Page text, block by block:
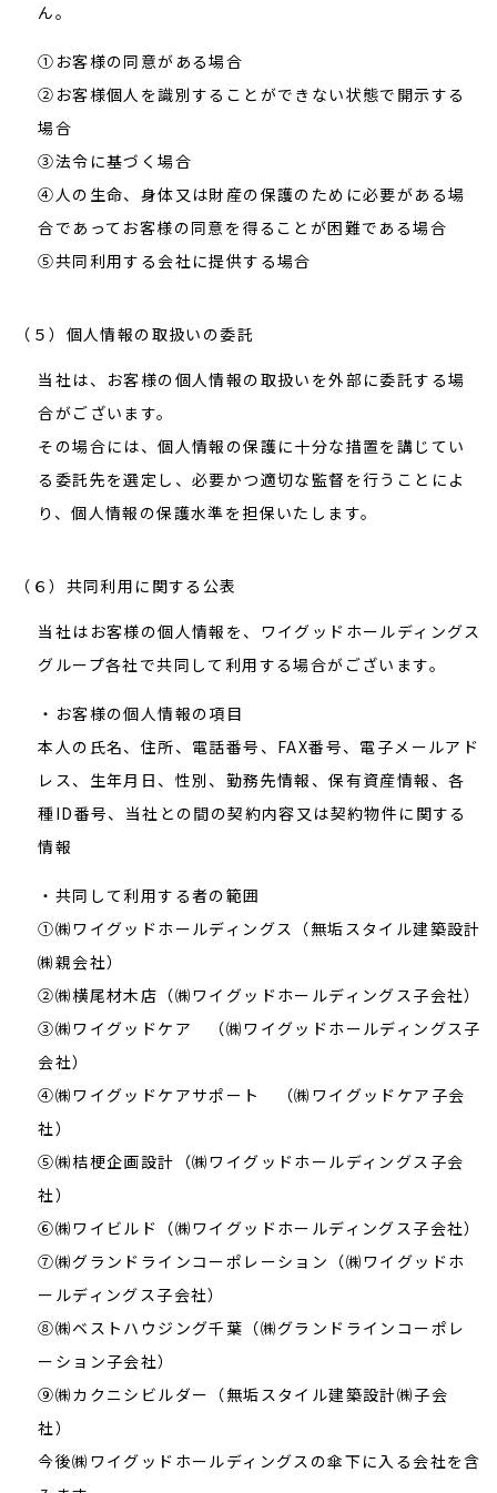
ん。
①お客様の同意がある場合
②お客様個人を識別することができない状態で開示する
場合
③法令に基づく場合
④人の生命、身体又は財産の保護のために必要がある場
合であってお客様の同意を得ることが困難である場合
⑤共同利用する会社に提供する場合
（５）個人情報の取扱いの委託
当社は、お客様の個人情報の取扱いを外部に委託する場
合がございます。
その場合には、個人情報の保護に十分な措置を講じてい
る委託先を選定し、必要かつ適切な監督を行うことによ
り、個人情報の保護水準を担保いたします。
（６）共同利用に関する公表
当社はお客様の個人情報を、ワイグッドホールディングス
グループ各社で共同して利用する場合がございます。
・お客様の個人情報の項目
本人の氏名、住所、電話番号、FAX番号、電子メールアド
レス、生年月日、性別、勤務先情報、保有資産情報、各
種ID番号、当社との間の契約内容又は契約物件に関する
情報
・共同して利用する者の範囲
①㈱ワイグッドホールディングス（無垢スタイル建築設計
㈱親会社）
②㈱横尾材木店（㈱ワイグッドホールディングス子会社）
③㈱ワイグッドケア （㈱ワイグッドホールディングス子
会社）
④㈱ワイグッドケアサポート （㈱ワイグッドケア子会
社）
⑤㈱桔梗企画設計（㈱ワイグッドホールディングス子会
社）
⑥㈱ワイビルド（㈱ワイグッドホールディングス子会社）
⑦㈱グランドラインコーポレーション（㈱ワイグッドホ
ールディングス子会社）
⑧㈱ベストハウジング千葉（㈱グランドラインコーポレ
ーション子会社）
⑨㈱カクニシビルダー（無垢スタイル建築設計㈱子会
社）
今後㈱ワイグッドホールディングスの傘下に入る会社を含